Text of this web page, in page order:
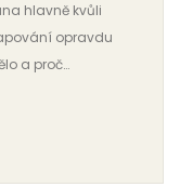
hlavně kvůli
opravdu
a proč